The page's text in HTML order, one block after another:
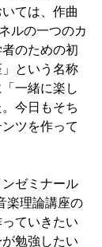
ては、作曲
ルの一つのカ
のための初
という名称
一緒に楽し
今日もそち
ツを作って
ゼミナール
楽理論講座の
ていきたい
勉強したい